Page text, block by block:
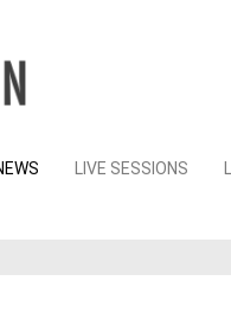
LIVE SESSIONS